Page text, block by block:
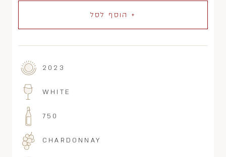
+ הוסף לסל
2023
WHITE
750
CHARDONNAY